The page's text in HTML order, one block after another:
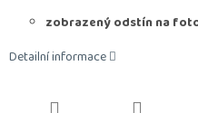
zobrazený odstín na
Detailní informace